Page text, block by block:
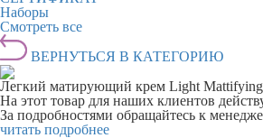
Наборы
Смотреть все
ВЕРНУТЬСЯ В КАТЕГОРИЮ
Легкий матирующий крем Light Mattifying
На этот товар для наших клиентов
За подробностями обращайтесь к
читать подробнее